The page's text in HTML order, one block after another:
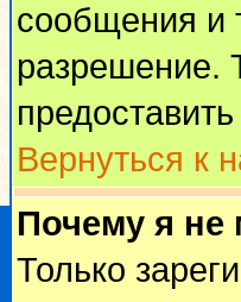
сообщения и
разрешение.
Вернуться к
Почему я не
Только